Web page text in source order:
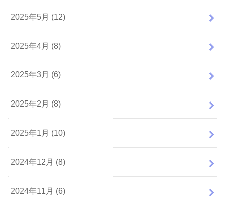
2025年5月 (12)
2025年4月 (8)
2025年3月 (6)
2025年2月 (8)
2025年1月 (10)
2024年12月 (8)
2024年11月 (6)